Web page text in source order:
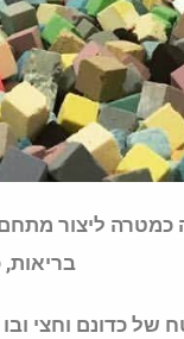
ליצור מתחם
בריאות,
כדונם וחצי ובו